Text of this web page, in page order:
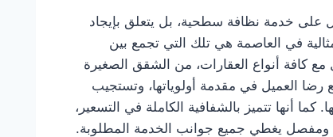
على خدمة نظافة سطحية، بل يتعلق بإيجاد
في العاصمة هي تلك التي تجمع بين
مع كافة أنواع العقارات، من الشقق الصغيرة
رضا العميل في مقدمة أولوياتها، وتستجيب
كما أنها تتميز بالشفافية الكاملة في التسعير،
يغطي جميع جوانب الخدمة المطلوبة.